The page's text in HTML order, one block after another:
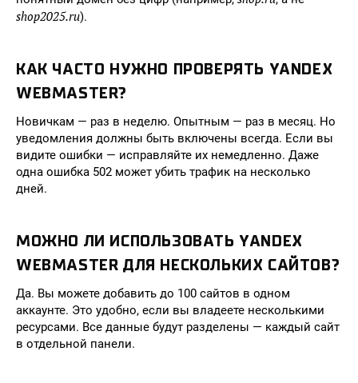
shop2025.ru).
КАК ЧАСТО НУЖНО ПРОВЕРЯТЬ YANDEX
WEBMASTER?
Новичкам — раз в неделю. Опытным — раз в месяц. Но
уведомления должны быть включены всегда. Если вы
видите ошибки — исправляйте их немедленно. Даже
одна ошибка 502 может убить трафик на несколько
дней.
МОЖНО ЛИ ИСПОЛЬЗОВАТЬ YANDEX
WEBMASTER ДЛЯ НЕСКОЛЬКИХ САЙТОВ?
Да. Вы можете добавить до 100 сайтов в одном
аккаунте. Это удобно, если вы владеете несколькими
ресурсами. Все данные будут разделены — каждый сайт
в отдельной панели.